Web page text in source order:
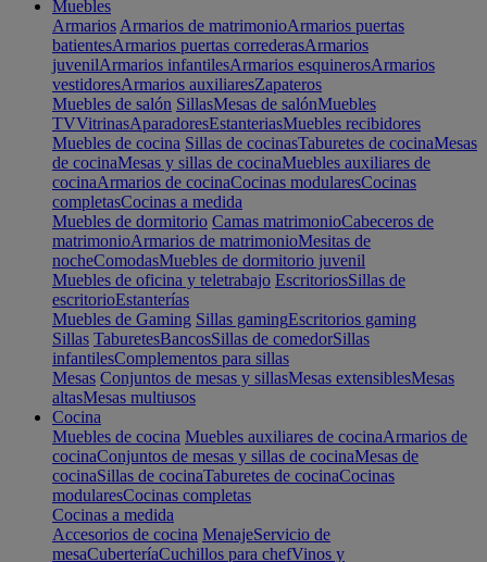
Muebles
Armarios Armarios de matrimonioArmarios puertas
batientesArmarios puertas correderasArmarios
juvenilArmarios infantilesArmarios esquinerosArmarios
vestidoresArmarios auxiliaresZapateros
Muebles de salón SillasMesas de salónMuebles
TVVitrinasAparadoresEstanteriasMuebles recibidores
Muebles de cocina Sillas de cocinasTaburetes de cocinaMesas
de cocinaMesas y sillas de cocinaMuebles auxiliares de
cocinaArmarios de cocinaCocinas modularesCocinas
completasCocinas a medida
Muebles de dormitorio Camas matrimonioCabeceros de
matrimonioArmarios de matrimonioMesitas de
nocheComodasMuebles de dormitorio juvenil
Muebles de oficina y teletrabajo EscritoriosSillas de
escritorioEstanterías
Muebles de Gaming Sillas gamingEscritorios gaming
Sillas TaburetesBancosSillas de comedorSillas
infantilesComplementos para sillas
Mesas Conjuntos de mesas y sillasMesas extensiblesMesas
altasMesas multiusos
Cocina
Muebles de cocina Muebles auxiliares de cocinaArmarios de
cocinaConjuntos de mesas y sillas de cocinaMesas de
cocinaSillas de cocinaTaburetes de cocinaCocinas
modularesCocinas completas
Cocinas a medida
Accesorios de cocina MenajeServicio de
mesaCuberteríaCuchillos para chefVinos y